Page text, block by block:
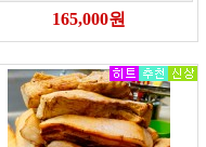
165,000원